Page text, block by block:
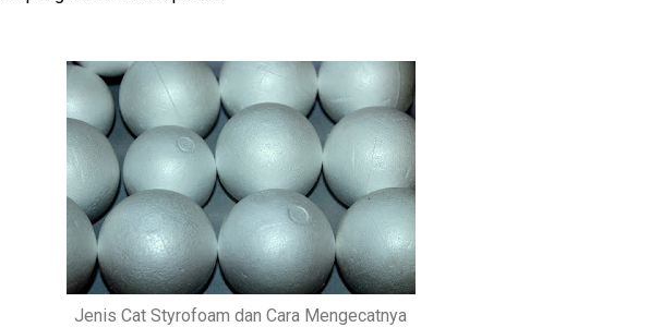
Jenis Cat Styrofoam dan Cara Mengecatnya